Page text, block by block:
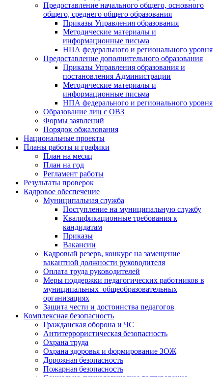
Предоставление начального общего, основного
общего, среднего общего образования
Приказы Управления образования
Методические материалы и
информационные письма
НПА федерального и регионального уровня
Предоставление дополнительного образования
Приказы Управления образования и
постановления Администрации
Методические материалы и
информационные письма
НПА федерального и регионального уровня
Образование лиц с ОВЗ
Формы заявлений
Порядок обжалования
Национальные проекты
Планы работы и графики
План на месяц
План на год
Регламент работы
Результаты проверок
Кадровое обеспечение
Муниципальная служба
Поступление на муниципальную службу
Квалификационные требования к
кандидатам
Приказы
Вакансии
Кадровый резерв, конкурс на замещение
вакантной должности руководителя
Оплата труда руководителей
Меры поддержки педагогических работников в
муниципальных общеобразовательных
организациях
Защита чести и достоинства педагогов
Комплексная безопасность
Гражданская оборона и ЧС
Антитеррористическая безопасность
Охрана труда
Охрана здоровья и формирование ЗОЖ
Дорожная безопасность
Пожарная безопасность